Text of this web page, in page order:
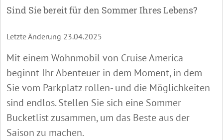
Sind Sie bereit für den Sommer Ihres Lebens?
Letzte Änderung 23.04.2025
Mit einem Wohnmobil von Cruise America
beginnt Ihr Abenteuer in dem Moment, in dem
Sie vom Parkplatz rollen- und die Möglichkeiten
sind endlos. Stellen Sie sich eine Sommer
Bucketlist zusammen, um das Beste aus der
Saison zu machen.